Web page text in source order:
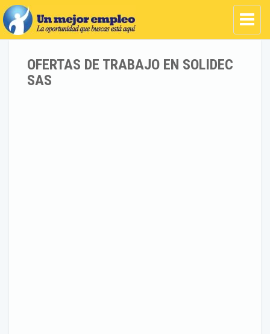
OFERTAS DE TRABAJO EN SOLIDEC
SAS